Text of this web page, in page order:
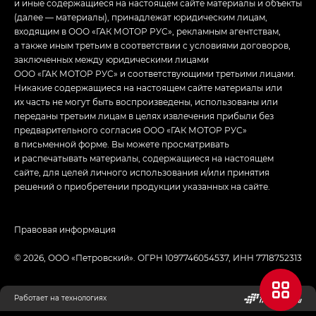
и иные содержащиеся на настоящем сайте материалы и объекты
(далее — материалы), принадлежат юридическим лицам,
входящим в ООО «ГАК МОТОР РУС», рекламным агентствам,
а также иным третьим в соответствии с условиями договоров,
заключенных между юридическими лицами
ООО «ГАК МОТОР РУС» и соответствующими третьими лицами.
Никакие содержащиеся на настоящем сайте материалы или
их часть не могут быть воспроизведены, использованы или
переданы третьим лицам в целях извлечения прибыли без
предварительного согласия ООО «ГАК МОТОР РУС»
в письменной форме. Вы можете просматривать
и распечатывать материалы, содержащиеся на настоящем
сайте, для целей личного использования и/или принятия
решений о приобретении продукции указанных на сайте.
© 2026, ООО «‎Петровский»‎. ОГРН 1097746054537, ИНН 7718752313
Правовая информация
Работает на технологиях